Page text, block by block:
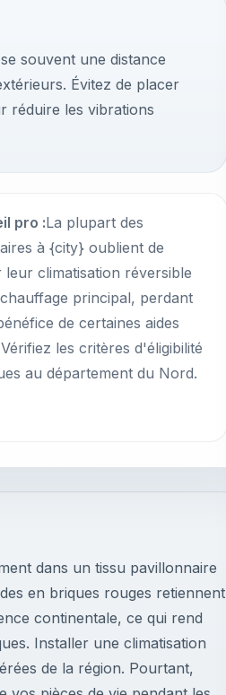
dans un tissu pavillonnaire
en briques rouges retiennent
continentale, ce qui rend
Installer une climatisation
de la région. Pourtant,
souvent une distance
Évitez de placer
réduire les vibrations
pro :La plupart des
à {city} oublient de
leur climatisation réversible
principal, perdant
de certaines aides
les critères d'éligibilité
au département du Nord.